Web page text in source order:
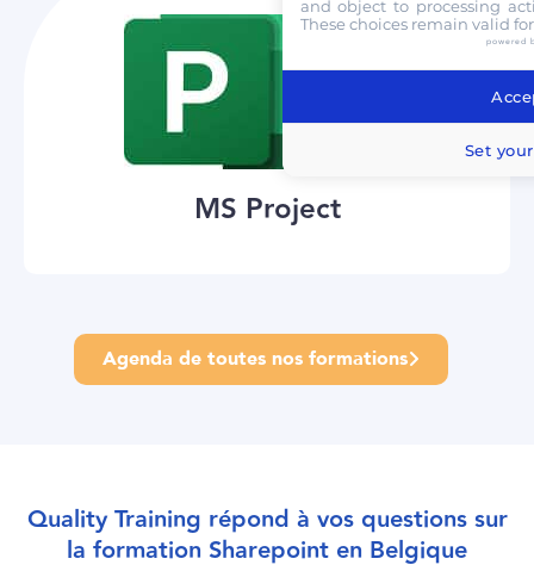
MS Project
Agenda de toutes nos formations
Quality Training répond à vos questions sur
la formation Sharepoint en Belgique
and object to processing
These choices remain valid
powered
Set